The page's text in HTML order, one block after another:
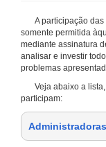
A participação
somente permitida
mediante assinatura
analisar e investir
problemas
Veja abaixo a
participam: